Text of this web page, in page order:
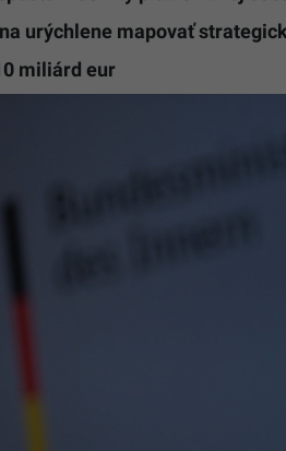
urýchlene mapovať
miliárd eur